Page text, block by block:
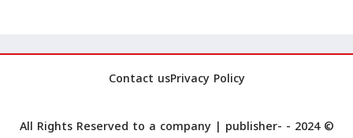
Privacy Policy
Contact us
© 2024 - All Rights Reserved to a company |
publisher-